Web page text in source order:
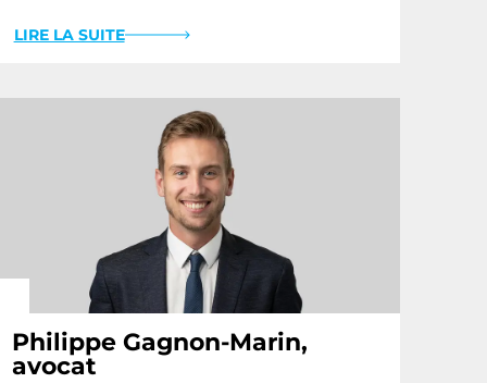
LIRE LA SUITE
Philippe Gagnon-Marin,
avocat